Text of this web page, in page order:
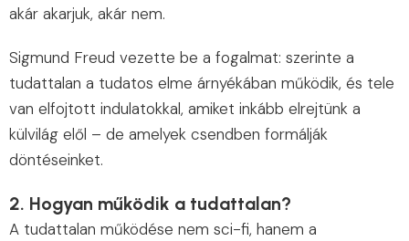
akár akarjuk, akár nem.
Sigmund Freud vezette be a fogalmat: szerinte a
tudattalan a tudatos elme árnyékában működik, és tele
van elfojtott indulatokkal, amiket inkább elrejtünk a
külvilág elől – de amelyek csendben formálják
döntéseinket.
2. Hogyan működik a tudattalan?
A tudattalan működése nem sci-fi, hanem a